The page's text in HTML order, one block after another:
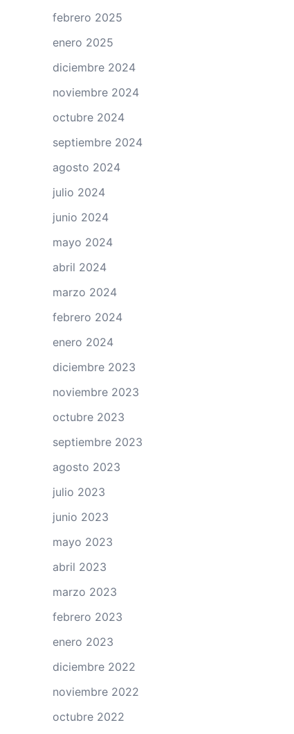
febrero 2025
enero 2025
diciembre 2024
noviembre 2024
octubre 2024
septiembre 2024
agosto 2024
julio 2024
junio 2024
mayo 2024
abril 2024
marzo 2024
febrero 2024
enero 2024
diciembre 2023
noviembre 2023
octubre 2023
septiembre 2023
agosto 2023
julio 2023
junio 2023
mayo 2023
abril 2023
marzo 2023
febrero 2023
enero 2023
diciembre 2022
noviembre 2022
octubre 2022